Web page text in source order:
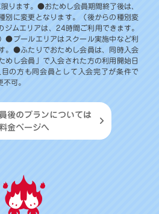
ります。●おためし会員期間終了後は、
別に変更となります。（後からの種別変
ムエリアは、24時間ご利用できます。
●プールエリアはスクール実施中など利
。●ふたりでおためし会員は、同時入会
めし会員」で入会された方の利用開始日
の方も同会員として入会完了が条件で
可。
後のプランについては
金ページへ